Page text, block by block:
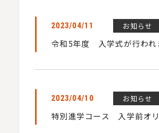
2023/04/11 お知らせ
令和5年度 入学式が行われ
2023/04/10 お知らせ
特別進学コース 入学前オ